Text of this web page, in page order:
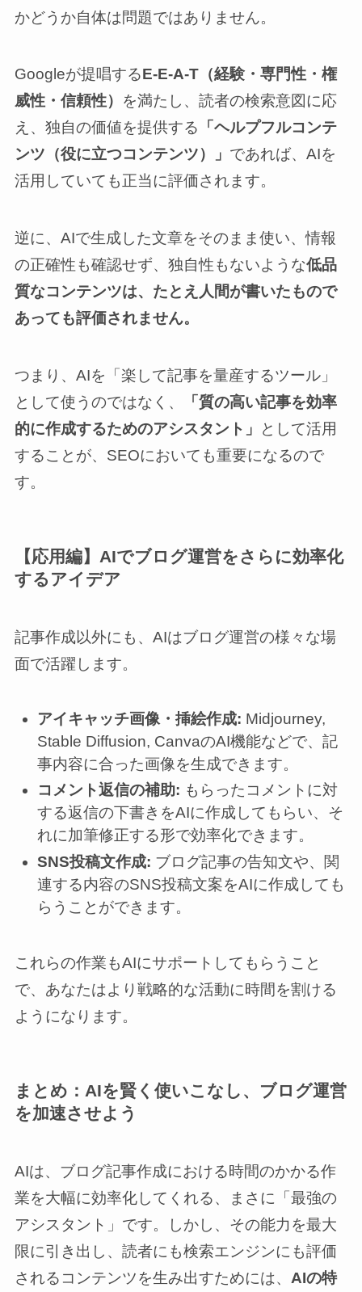
かどうか自体は問題ではありません。
Googleが提唱するE-E-A-T（経験・専門性・権
威性・信頼性） を満たし、読者の検索意図に応
え、独自の価値を提供する 「ヘルプフルコンテ
ンツ（役に立つコンテンツ）」 であれば、AIを
活用していても正当に評価されます。
逆に、AIで生成した文章をそのまま使い、情報
の正確性も確認せず、独自性もないような低品
質なコンテンツは、たとえ人間が書いたもので
あっても評価されません。
つまり、AIを「楽して記事を量産するツール」
として使うのではなく、
「質の高い記事を効率
的に作成するためのアシスタント」
として活用
することが、SEOにおいても重要になるので
す。
【応用編】AIでブログ運営をさらに効率化
するアイデア
記事作成以外にも、AIはブログ運営の様々な場
面で活躍します。
アイキャッチ画像・挿絵作成: Midjourney,
Stable Diffusion, CanvaのAI機能などで、記
事内容に合った画像を生成できます。
コメント返信の補助: もらったコメントに対
する返信の下書きをAIに作成してもらい、そ
れに加筆修正する形で効率化できます。
SNS投稿文作成: ブログ記事の告知文や、関
連する内容のSNS投稿文案をAIに作成しても
らうことができます。
これらの作業もAIにサポートしてもらうこと
で、あなたはより戦略的な活動に時間を割ける
ようになります。
まとめ：AIを賢く使いこなし、ブログ運営
を加速させよう
AIは、ブログ記事作成における時間のかかる作
業を大幅に効率化してくれる、まさに「最強の
アシスタント」です。しかし、その能力を最大
限に引き出し、読者にも検索エンジンにも評価
されるコンテンツを生み出すためには、 AIの特